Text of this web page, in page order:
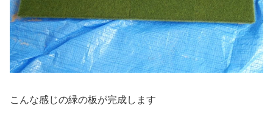
こんな感じの緑の板が完成します